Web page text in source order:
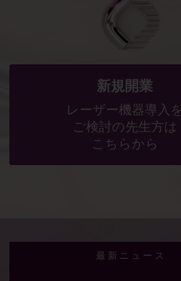
新規開業
レーザー機器導入を
ご検討の先生方は
こちらから
最新ニュース